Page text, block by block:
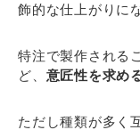
飾的な仕上がりに
特注で製作される
ど、 意匠性を求め
ただし種類が多く